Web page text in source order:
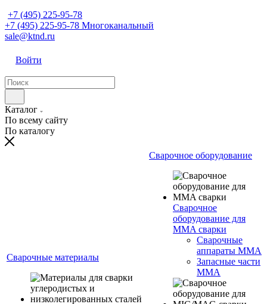
+7 (495) 225-95-78
+7 (495) 225-95-78 Многоканальный
sale@ktnd.ru
Войти
Каталог
По всему сайту
По каталогу
Сварочные материалы
Сварочное оборудование
Сварочное
оборудование для
MMA сварки
Сварочные
аппараты MMA
Запасные части
MMA